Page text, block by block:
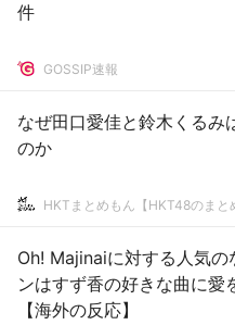
件
GOSSIP速報
なぜ田口愛佳と鈴木くるみ
のか
HKTまとめもん【HKT48のまと
Oh! Majinaiに対する人気
ンはすず香の好きな曲に愛
【海外の反応】